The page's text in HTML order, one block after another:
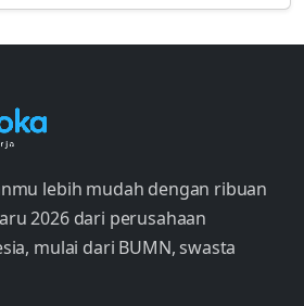
lebih mudah dengan ribuan
2026 dari perusahaan
mulai dari BUMN, swasta